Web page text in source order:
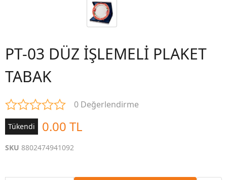
PT-03 DÜZ İŞLEMELİ PLAKET
TABAK
0 Değerlendirme
Tükendi 0.00 TL
SKU 8802474941092